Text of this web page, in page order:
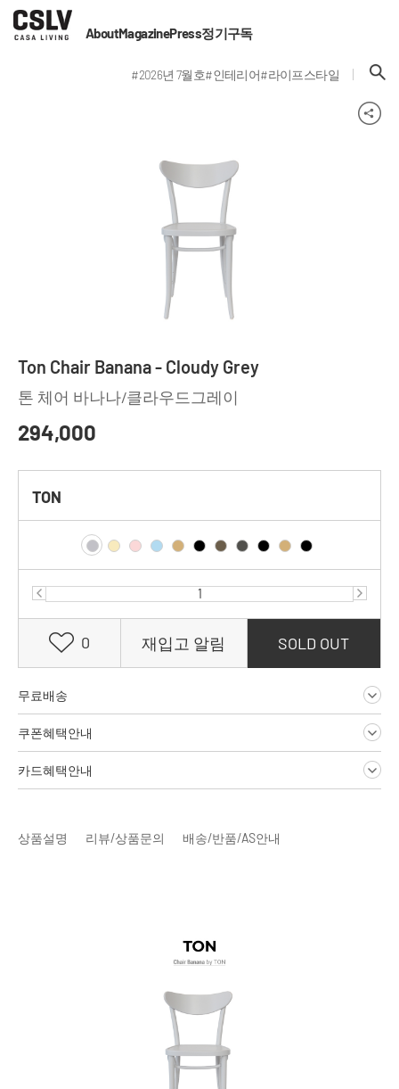
AboutMagazinePress정기구독
#2026년 7월호#인테리어#라이프스타일
Ton Chair Banana - Cloudy Grey
톤 체어 바나나/클라우드그레이
294,000
TON
0 재입고 알림 SOLD OUT
무료배송
쿠폰혜택안내
카드혜택안내
상품설명 리뷰/상품문의 배송/반품/AS안내